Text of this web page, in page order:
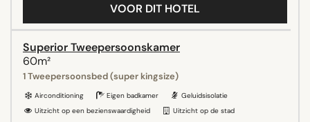
VOOR DIT HOTEL
Superior Tweepersoonskamer
60m²
1 Tweepersoonsbed (super kingsize)
Airconditioning Eigen badkamer
Geluidsisolatie
Uitzicht op een bezienswaardigheid
Uitzicht op de stad